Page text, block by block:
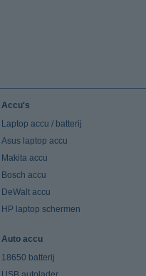
Accu's
Laptop accu / batterij
Asus laptop accu
Makita accu
Bosch accu
DeWalt accu
HP laptop schermen
Auto accu
18650 batterij